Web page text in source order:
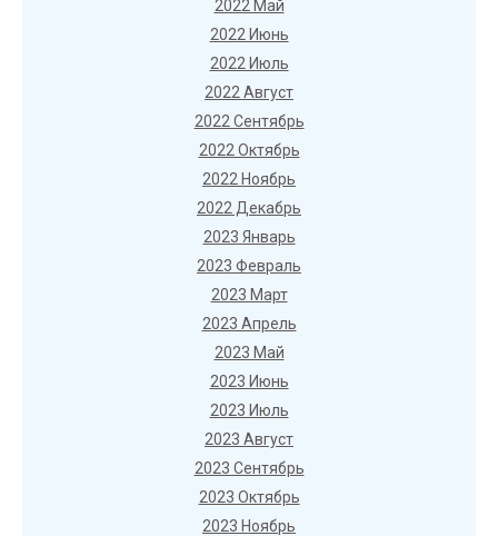
2022 Май
2022 Июнь
2022 Июль
2022 Август
2022 Сентябрь
2022 Октябрь
2022 Ноябрь
2022 Декабрь
2023 Январь
2023 Февраль
2023 Март
2023 Апрель
2023 Май
2023 Июнь
2023 Июль
2023 Август
2023 Сентябрь
2023 Октябрь
2023 Ноябрь